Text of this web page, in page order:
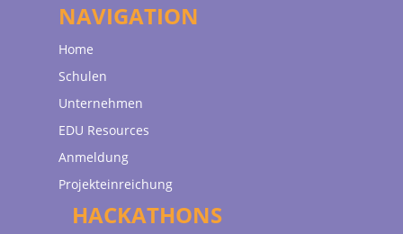
NAVIGATION
Home
Schulen
Unternehmen
EDU Resources
Anmeldung
Projekteinreichung
HACKATHONS